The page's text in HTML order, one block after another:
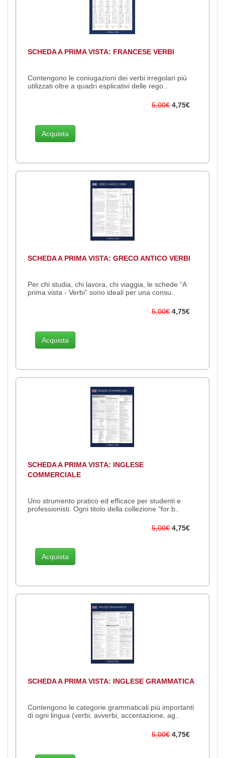
SCHEDA A PRIMA VISTA: FRANCESE VERBI
Contengono le coniugazioni dei verbi irregolari più
utilizzati oltre a quadri esplicativi delle rego..
5,00€ 4,75€
Acquista
SCHEDA A PRIMA VISTA: GRECO ANTICO VERBI
Per chi studia, chi lavora, chi viaggia, le schede “A
prima vista - Verbi” sono ideali per una consu..
5,00€ 4,75€
Acquista
SCHEDA A PRIMA VISTA: INGLESE
COMMERCIALE
Uno strumento pratico ed efficace per studenti e
professionisti. Ogni titolo della collezione “for b..
5,00€ 4,75€
Acquista
SCHEDA A PRIMA VISTA: INGLESE GRAMMATICA
Contengono le categorie grammaticali più importanti
di ogni lingua (verbi, avverbi, accentazione, ag..
5,00€ 4,75€